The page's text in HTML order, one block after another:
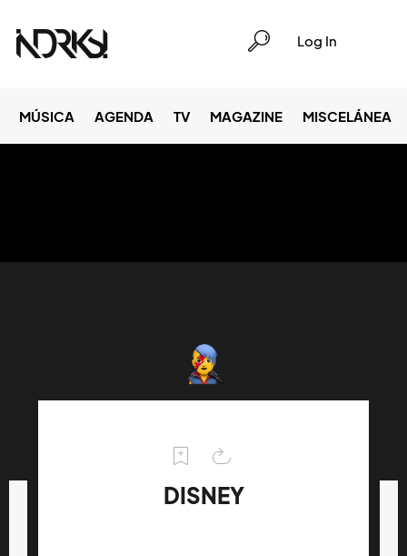
Log In
MÚSICA AGENDA TV MAGAZINE MISCELÁNEA
DISNEY